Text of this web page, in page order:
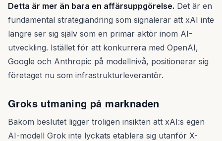
Detta är mer än bara en affärsuppgörelse. Det är en
fundamental strategiändring som signalerar att xAI inte
längre ser sig själv som en primär aktör inom AI-
utveckling. Istället för att konkurrera med OpenAI,
Google och Anthropic på modellnivå, positionerar sig
företaget nu som infrastrukturleverantör.
Groks utmaning på marknaden
Bakom beslutet ligger troligen insikten att xAI:s egen
AI-modell Grok inte lyckats etablera sig utanför X-